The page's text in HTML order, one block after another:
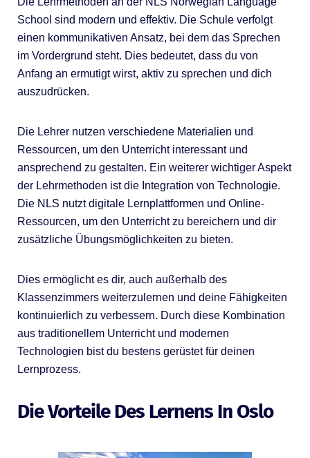
School sind modern und effektiv. Die Schule verfolgt
einen kommunikativen Ansatz, bei dem das Sprechen
im Vordergrund steht. Dies bedeutet, dass du von
Anfang an ermutigt wirst, aktiv zu sprechen und dich
auszudrücken.
Die Lehrer nutzen verschiedene Materialien und
Ressourcen, um den Unterricht interessant und
ansprechend zu gestalten. Ein weiterer wichtiger Aspekt
der Lehrmethoden ist die Integration von Technologie.
Die NLS nutzt digitale Lernplattformen und Online-
Ressourcen, um den Unterricht zu bereichern und dir
zusätzliche Übungsmöglichkeiten zu bieten.
Dies ermöglicht es dir, auch außerhalb des
Klassenzimmers weiterzulernen und deine Fähigkeiten
kontinuierlich zu verbessern. Durch diese Kombination
aus traditionellem Unterricht und modernen
Technologien bist du bestens gerüstet für deinen
Lernprozess.
Die Vorteile Des Lernens In Oslo